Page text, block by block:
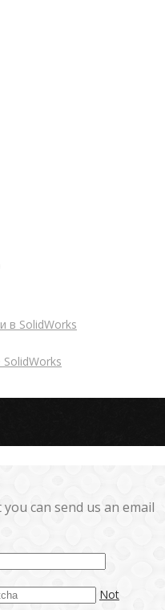
в SolidWorks
can send us an email
Not